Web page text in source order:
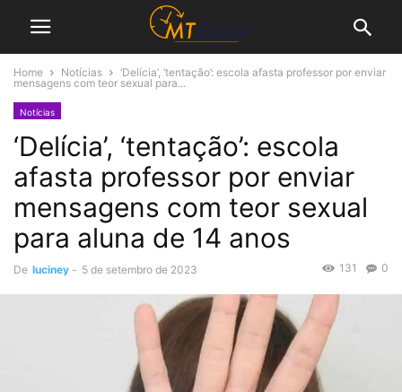
Home Notícias
‘Delícia’, ‘tentação’: escola afasta professor por enviar
mensagens com teor sexual para...
Notícias
‘Delícia’, ‘tentação’: escola
afasta professor por enviar
mensagens com teor sexual
para aluna de 14 anos
De luciney - 5 de setembro de 2023 0
131